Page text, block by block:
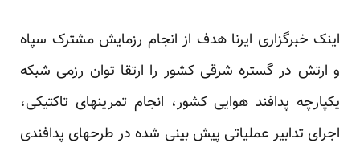
اینک خبرگزاری ایرنا هدف از انجام رزمایش مشترک سپاه
و ارتش در گستره شرقی کشور را ارتقا توان رزمی شبکه
یکپارچه پدافند هوایی کشور، انجام تمرینهای تاکتیکی،
اجرای تدابیر عملیاتی پیش‌ بینی شده در طرحهای پدافندی